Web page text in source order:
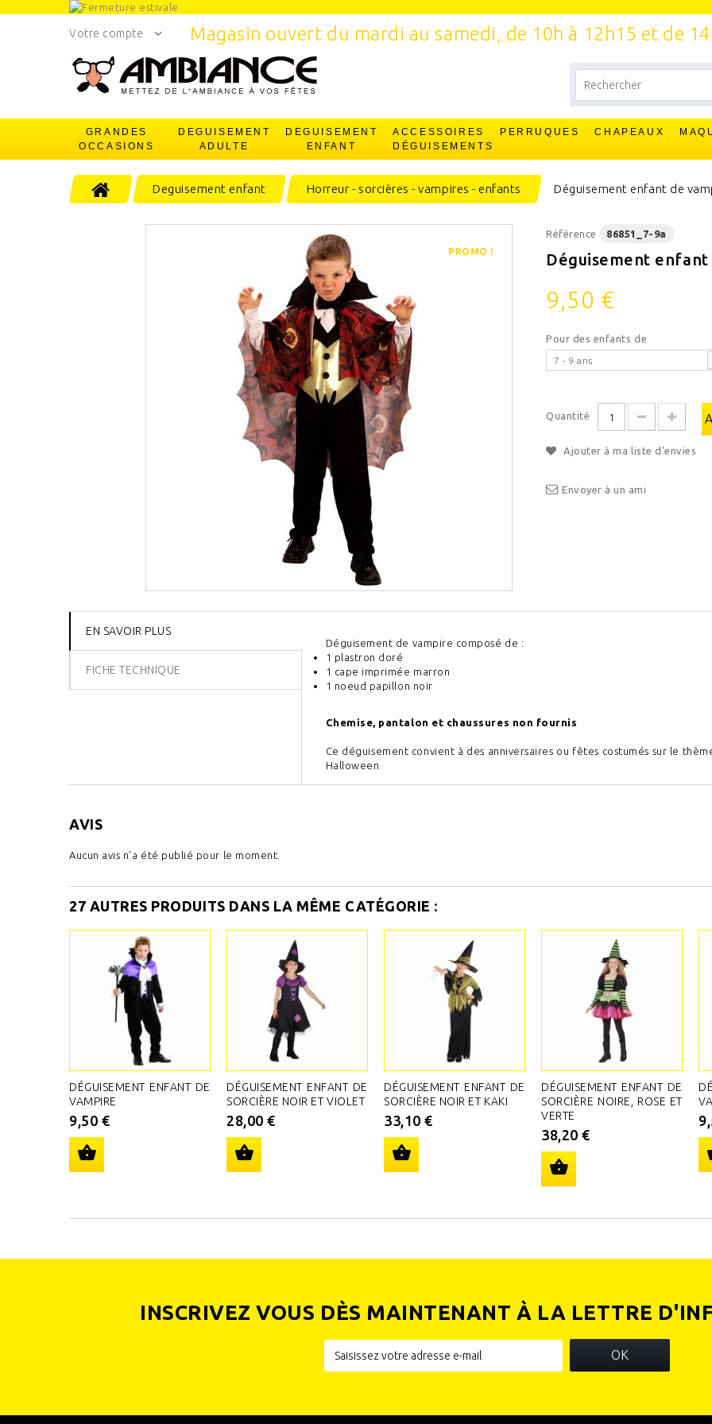
Votre compte Magasin ouvert du mardi au samedi, de 10h à 12h15 et de
GRANDES
OCCASIONS
DEGUISEMENT
ADULTE
DEGUISEMENT
ENFANT
ACCESSOIRES
DÉGUISEMENTS
PERRUQUES CHAPEAUX
Deguisement enfant Horreur - sorcières - vampires - enfants Déguisement enfant de
PROMO !
Référence 86851_7-9a
Déguisement enfant
9,50 €
Pour des enfants de
7 - 9 ans
Quantité
Ajouter à ma liste d'envies
Envoyer à un ami
EN SAVOIR PLUS
FICHE TECHNIQUE
Déguisement de vampire composé de :
1 plastron doré
1 cape imprimée marron
1 noeud papillon noir
Chemise, pantalon et chaussures non fournis
Ce déguisement convient à des anniversaires ou fêtes costumés sur le
Halloween
AVIS
Aucun avis n'a été publié pour le moment.
27 AUTRES PRODUITS DANS LA MÊME CATÉGORIE :
DÉGUISEMENT ENFANT DE
VAMPIRE
9,50 €
DÉGUISEMENT ENFANT DE
SORCIÈRE NOIR ET VIOLET
28,00 €
DÉGUISEMENT ENFANT DE
SORCIÈRE NOIR ET KAKI
33,10 €
DÉGUISEMENT ENFANT DE
SORCIÈRE NOIRE, ROSE ET
VERTE
38,20 €
INSCRIVEZ VOUS DÈS MAINTENANT À LA LETTRE
OK